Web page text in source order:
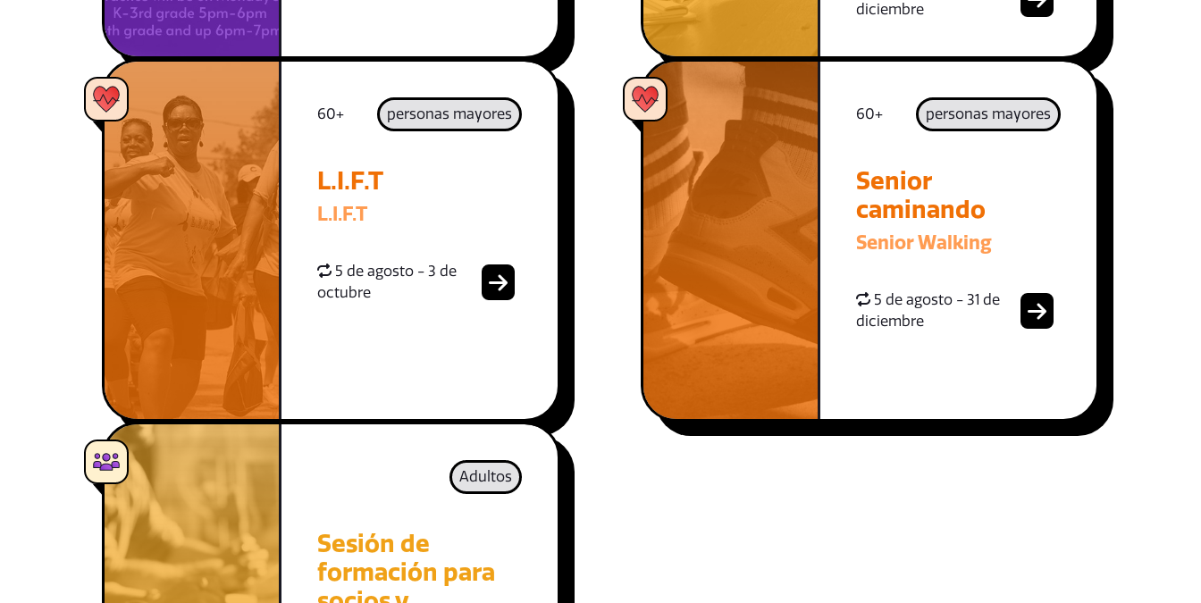
diciembre
60+ personas mayores
L.I.F.T
L.I.F.T
5 de agosto - 3 de
octubre
60+ personas mayores
Senior
caminando
Senior Walking
5 de agosto - 31 de
diciembre
Adultos
Sesión de
formación para